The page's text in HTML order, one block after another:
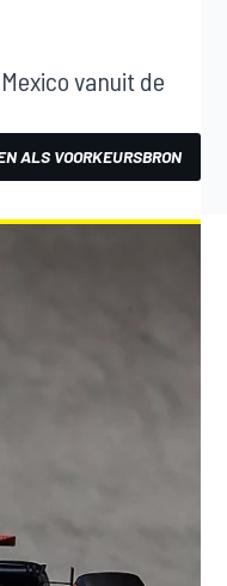
vanuit de
ALS VOORKEURSBRON